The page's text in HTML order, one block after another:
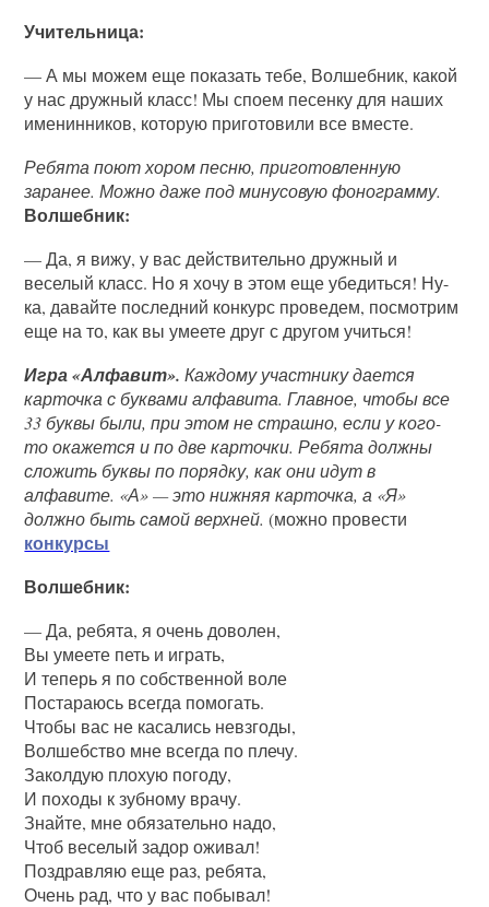
Учительница:
— А мы можем еще показать тебе, Волшебник, какой
у нас дружный класс! Мы споем песенку для наших
именинников, которую приготовили все вместе.
Ребята поют хором песню, приготовленную
заранее. Можно даже под минусовую фонограмму.
Волшебник:
— Да, я вижу, у вас действительно дружный и
веселый класс. Но я хочу в этом еще убедиться! Ну-
ка, давайте последний конкурс проведем, посмотрим
еще на то, как вы умеете друг с другом учиться!
Игра «Алфавит». Каждому участнику дается
карточка с буквами алфавита. Главное, чтобы все
33 буквы были, при этом не страшно, если у кого-
то окажется и по две карточки. Ребята должны
сложить буквы по порядку, как они идут в
алфавите. «А» — это нижняя карточка, а «Я»
должно быть самой верхней. (можно провести
конкурсы
Волшебник:
— Да, ребята, я очень доволен,
Вы умеете петь и играть,
И теперь я по собственной воле
Постараюсь всегда помогать.
Чтобы вас не касались невзгоды,
Волшебство мне всегда по плечу.
Заколдую плохую погоду,
И походы к зубному врачу.
Знайте, мне обязательно надо,
Чтоб веселый задор оживал!
Поздравляю еще раз, ребята,
Очень рад, что у вас побывал!